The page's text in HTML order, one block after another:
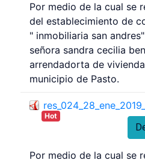
Por medio de la cual se
del establecimiento de
" inmobiliaria san
señora sandra cecilia
arrendadorta de
municipio de Pasto.
Hot
Por medio de la cual se